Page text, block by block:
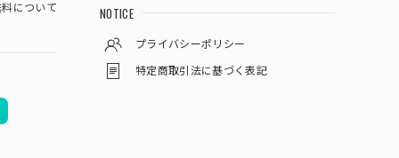
について NOTICE
プライバシーポリシー
特定商取引法に基づく表記